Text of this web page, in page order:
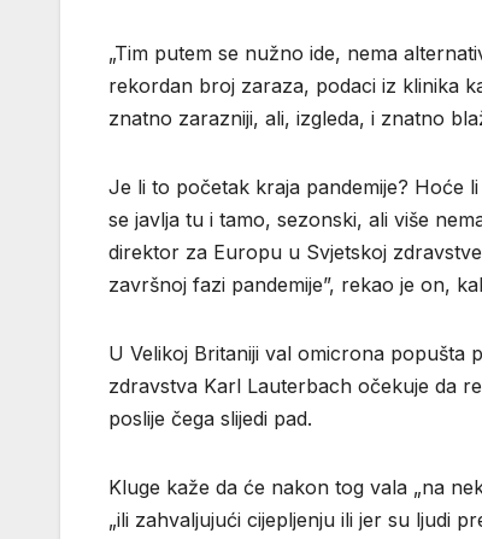
„Tim putem se nužno ide, nema
rekordan broj zaraza, podaci iz klinika
znatno zarazniji, ali, izgleda, i znatno
Je li to početak kraja pandemije? Hoće
se javlja tu i tamo, sezonski, ali više
direktor za Europu u Svjetskoj
završnoj fazi pandemije”, rekao je on,
U Velikoj Britaniji val omicrona popušta
zdravstva Karl Lauterbach očekuje da
poslije čega slijedi pad.
Kluge kaže da će nakon tog vala „na
„ili zahvaljujući cijepljenju ili jer su ljudi